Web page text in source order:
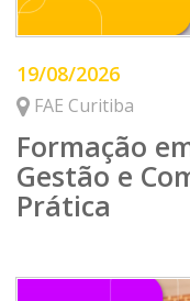
19/08/2026
FAE Curitiba
Formação
Gestão e
Prática